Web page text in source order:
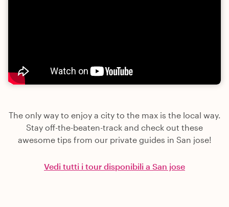
The only way to enjoy a city to the max is the local way.
Stay off-the-beaten-track and check out these
awesome tips from our private guides in San jose!
Vedi tutti i tour disponibili a San jose